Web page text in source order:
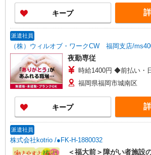
り）
な勤務地をお選び下さい！
キープ
派遣社員
（株）ウィルオブ・ワークCW 福岡支店/
夜勤専従
時給1400円 ◆前
福岡県福岡市城南区
キープ
派遣社員
株式会社kotrio /●FK-H-1880032
＜福大前＞障がい者施設